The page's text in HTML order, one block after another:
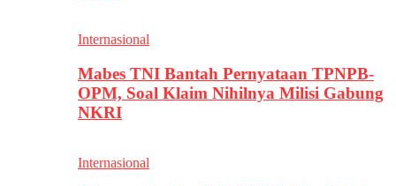
Internasional
Mabes TNI Bantah Pernyataan TPNPB-
OPM, Soal Klaim Nihilnya Milisi Gabung
NKRI
Internasional